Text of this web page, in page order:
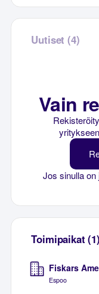
Uutiset (4)
Vain
Jos sinulla on
Toimipaikat (1)
Fiskars
Espoo